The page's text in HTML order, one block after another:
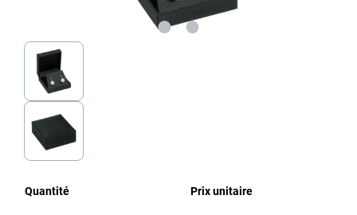
Quantité Prix unitaire